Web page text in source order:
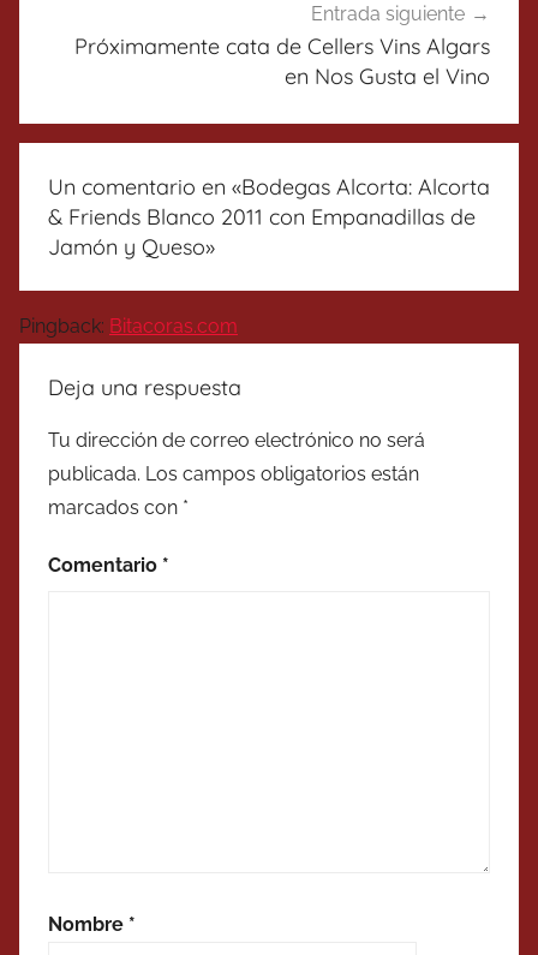
Entrada siguiente
Próximamente cata de Cellers Vins Algars
en Nos Gusta el Vino
Un comentario en «Bodegas Alcorta: Alcorta
& Friends Blanco 2011 con Empanadillas de
Jamón y Queso»
Pingback: Bitacoras.com
Deja una respuesta
Tu dirección de correo electrónico no será
publicada. Los campos obligatorios están
marcados con *
Comentario *
Nombre *